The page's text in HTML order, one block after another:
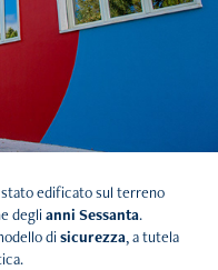
stato edificato sul terreno
deglianni Sessanta.
disicurezza, a tutela